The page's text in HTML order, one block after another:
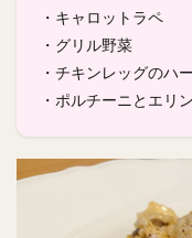
・キャロットラペ
・グリル野菜
・チキンレッグのハ
・ポルチーニとエリ